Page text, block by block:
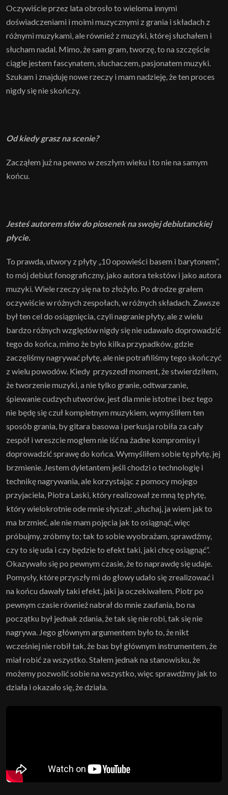
Oczywiście przez lata obrosło to wieloma innymi
doświadczeniami i moimi muzycznymi z grania i składach z
różnymi muzykami, ale również z muzyki, której słuchałem i
słucham nadal. Mimo, że sam gram, tworzę, to na szczęście
ciągle jestem fascynatem, słuchaczem, pasjonatem muzyki.
Szukam i znajduję nowe rzeczy i mam nadzieję, że ten proces
nigdy się nie skończy.
Od kiedy grasz na scenie?
Zacząłem już na pewno w zeszłym wieku i to nie na samym
końcu.
Jesteś autorem słów do piosenek na swojej debiutanckiej
płycie.
To prawda, utwory z płyty „10 opowieści basem i barytonem”,
to mój debiut fonograficzny, jako autora tekstów i jako autora
muzyki. Wiele rzeczy się na to złożyło. Po drodze grałem
oczywiście w różnych zespołach, w różnych składach. Zawsze
był ten cel do osiągnięcia, czyli nagranie płyty, ale z wielu
bardzo różnych względów nigdy się nie udawało doprowadzić
tego do końca, mimo że było kilka przypadków, gdzie
zaczęliśmy nagrywać płytę, ale nie potrafiliśmy tego skończyć
z wielu powodów. Kiedy przyszedł moment, że stwierdziłem,
że tworzenie muzyki, a nie tylko granie, odtwarzanie,
śpiewanie cudzych utworów, jest dla mnie istotne i bez tego
nie będę się czuł kompletnym muzykiem, wymyśliłem ten
sposób grania, by gitara basowa i perkusja robiła za cały
zespół i wreszcie mogłem nie iść na żadne kompromisy i
doprowadzić sprawę do końca. Wymyśliłem sobie tę płytę, jej
brzmienie. Jestem dyletantem jeśli chodzi o technologię i
technikę nagrywania, ale korzystając z pomocy mojego
przyjaciela, Piotra Laski, który realizował ze mną tę płytę,
który wielokrotnie ode mnie słyszał: „słuchaj, ja wiem jak to
ma brzmieć, ale nie mam pojęcia jak to osiągnąć, więc
próbujmy, zróbmy to; tak to sobie wyobrażam, sprawdźmy,
czy to się uda i czy będzie to efekt taki, jaki chcę osiągnąć”.
Okazywało się po pewnym czasie, że to naprawdę się udaje.
Pomysły, które przyszły mi do głowy udało się zrealizować i
na końcu dawały taki efekt, jaki ja oczekiwałem. Piotr po
pewnym czasie również nabrał do mnie zaufania, bo na
początku był jednak zdania, że tak się nie robi, tak się nie
nagrywa. Jego głównym argumentem było to, że nikt
wcześniej nie robił tak, że bas był głównym instrumentem, że
miał robić za wszystko. Stałem jednak na stanowisku, że
możemy pozwolić sobie na wszystko, więc sprawdźmy jak to
działa i okazało się, że działa.